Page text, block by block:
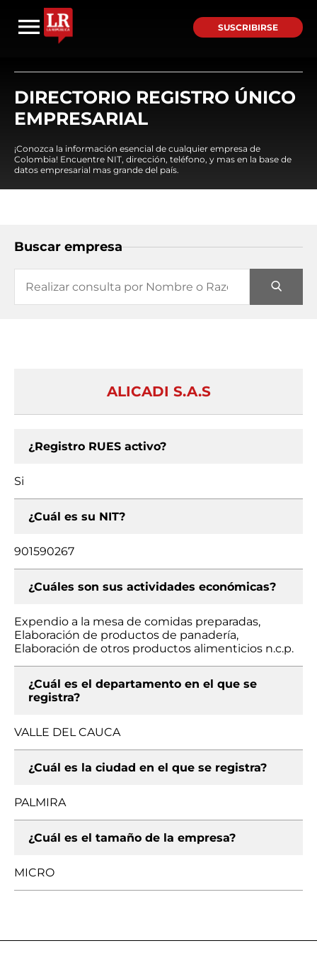
SUSCRIBIRSE
DIRECTORIO REGISTRO ÚNICO
EMPRESARIAL
¡Conozca la información esencial de cualquier empresa de
Colombia! Encuentre NIT, dirección, teléfono, y mas en la base de
datos empresarial mas grande del país.
Buscar empresa
ALICADI S.A.S
¿Registro RUES activo?
Si
¿Cuál es su NIT?
901590267
¿Cuáles son sus actividades económicas?
Expendio a la mesa de comidas preparadas,
Elaboración de productos de panadería,
Elaboración de otros productos alimenticios n.c.p.
¿Cuál es el departamento en el que se
registra?
VALLE DEL CAUCA
¿Cuál es la ciudad en el que se registra?
PALMIRA
¿Cuál es el tamaño de la empresa?
MICRO